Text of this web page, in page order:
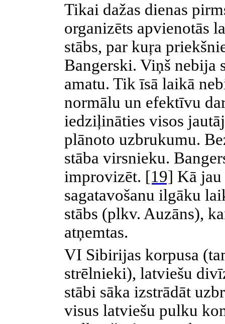
Tikai dažas dienas
organizēts apvienotās
stābs, par kuŗa
Bangerski. Viņš nebija
amatu. Tik īsā laikā
normālu un efektīvu
iedziļināties visos
plānoto uzbrukumu.
stāba virsnieku.
improvizēt. [19] Kā jau
sagatavošanu ilgāku
stābs (plkv. Auzāns),
atņemtas.
VI Sibirijas korpusa
strēlnieki), latviešu
stābi sāka izstrādāt
visus latviešu pulku